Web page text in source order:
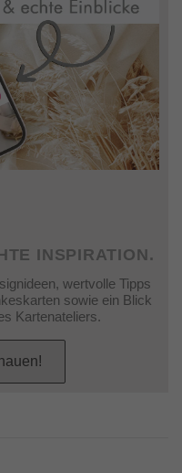
INSPIRATION.
wertvolle Tipps
sowie ein Blick
Kartenateliers.